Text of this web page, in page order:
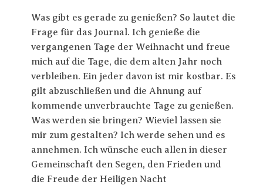
Was gibt es gerade zu genießen? So lautet die
Frage für das Journal. Ich genieße die
vergangenen Tage der Weihnacht und freue
mich auf die Tage, die dem alten Jahr noch
verbleiben. Ein jeder davon ist mir kostbar. Es
gilt abzuschließen und die Ahnung auf
kommende unverbrauchte Tage zu genießen.
Was werden sie bringen? Wieviel lassen sie
mir zum gestalten? Ich werde sehen und es
annehmen. Ich wünsche euch allen in dieser
Gemeinschaft den Segen, den Frieden und
die Freude der Heiligen Nacht